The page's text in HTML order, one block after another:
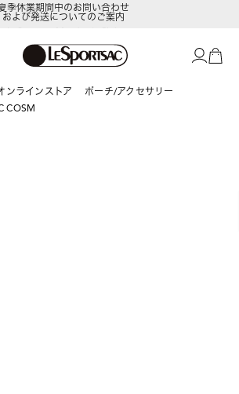
LeSportsac Member's Club
イントアップキャンペーン開催中
および発送についてのご案内
ンラインストア
ポーチ/アクセサリー
COSM